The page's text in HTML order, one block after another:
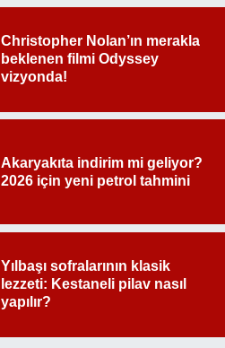
Christopher Nolan’ın merakla
beklenen filmi Odyssey
vizyonda!
Akaryakıta indirim mi geliyor?
2026 için yeni petrol tahmini
Yılbaşı sofralarının klasik
lezzeti: Kestaneli pilav nasıl
yapılır?